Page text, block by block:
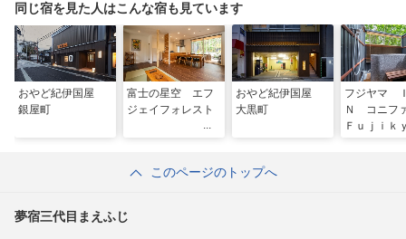
同じ宿を見た人はこんな宿も見ています
おやど紀伊国屋
銀屋町
富士の星空 エフ
ジェイフォレスト
おやど紀伊国屋
大黒町
フジヤマ
Ｎ コニ
Ｆｕｊｉ
このページのトップへ
夢宿三代目まえふじ